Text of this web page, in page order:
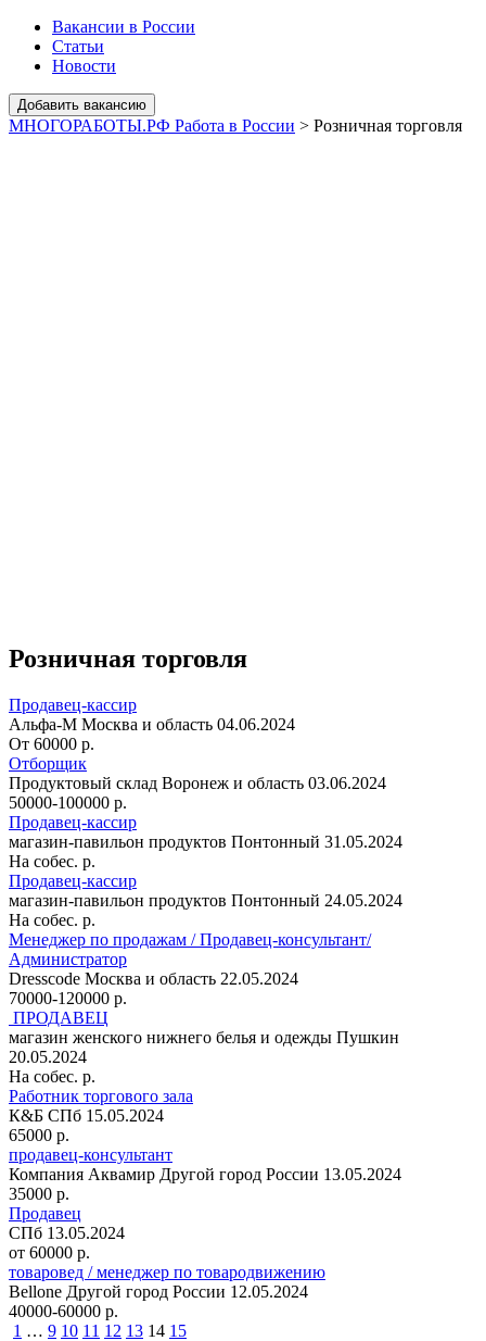
Вакансии в России
Статьи
Новости
МНОГОРАБОТЫ.РФ Работа в России > Розничная торговля
Розничная торговля
Продавец-кассир
Альфа-М Москва и область 04.06.2024
От 60000 р.
Отборщик
Продуктовый склад Воронеж и область 03.06.2024
50000-100000 р.
Продавец-кассир
магазин-павильон продуктов Понтонный 31.05.2024
На собес. р.
Продавец-кассир
магазин-павильон продуктов Понтонный 24.05.2024
На собес. р.
Менеджер по продажам / Продавец-консультант/
Администратор
Dresscode Москва и область 22.05.2024
70000-120000 р.
ПРОДАВЕЦ
магазин женского нижнего белья и одежды Пушкин
20.05.2024
На собес. р.
Работник торгового зала
К&Б СПб 15.05.2024
65000 р.
продавец-консультант
Компания Аквамир Другой город России 13.05.2024
35000 р.
Продавец
СПб 13.05.2024
от 60000 р.
товаровед / менеджер по товародвижению
Bellone Другой город России 12.05.2024
40000-60000 р.
1 … 9 10 11 12 13 14 15